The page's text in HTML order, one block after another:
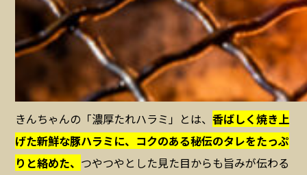
きんちゃんの「濃厚たれハラミ」とは、香ばしく焼き上
げた新鮮な豚ハラミに、コクのある秘伝のタレをたっぷ
りと絡めた、 つやつやとした見た目からも旨みが伝わる